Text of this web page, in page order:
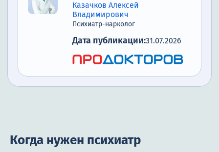
Казачков Алексей
Владимирович
Психиатр-нарколог
Дата публикации:31.07.2026
Когда нужен психиатр